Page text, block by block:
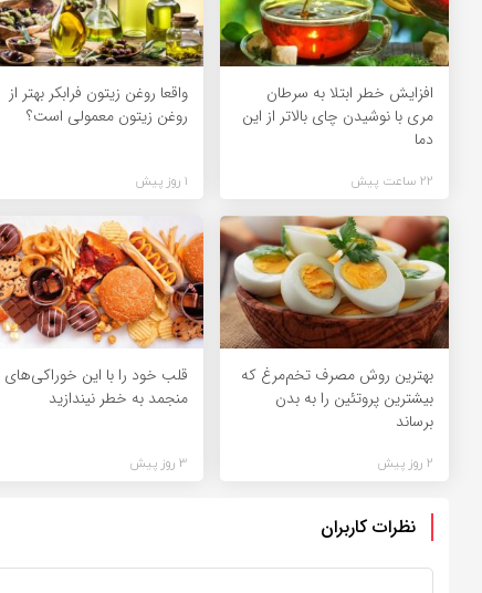
افزایش خطر ابتلا به سرطان
مری با نوشیدن چای بالاتر از این
دما
22 ساعت پیش
واقعا روغن زیتون فرابکر بهتر از
روغن زیتون معمولی است؟
1 روز پیش
بهترین روش مصرف تخم‌مرغ که
بیشترین پروتئین را به بدن
برساند
2 روز پیش
قلب خود را با این خوراکی‌های
منجمد به خطر نیندازید
3 روز پیش
نظرات کاربران